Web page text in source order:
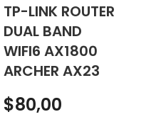
TP-LINK ROUTER
DUAL BAND
WIFI6 AX1800
ARCHER AX23
DUAL BAND AC1200
EC220-G5
$45,00
PACK) AX3000 X50
WHOLE HOME
$230,00
$80,00